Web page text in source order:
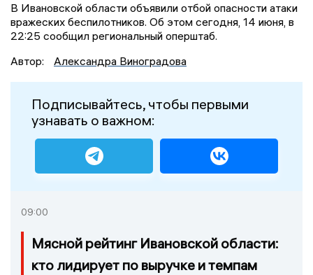
В Ивановской области объявили отбой опасности атаки
вражеских беспилотников. Об этом сегодня, 14 июня, в
22:25 сообщил региональный оперштаб.
Автор:
Александра Виноградова
Подписывайтесь, чтобы первыми
узнавать о важном:
09:00
Мясной рейтинг Ивановской области:
кто лидирует по выручке и темпам